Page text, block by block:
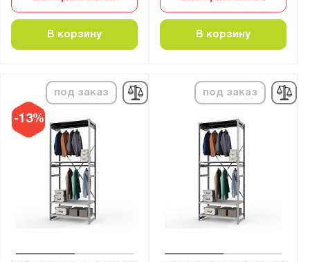
В корзину В корзину
-13%
под заказ под заказ
MS Hard
MZ-PROFIL
S90
SB
SBE
SBL
SGR
ВТ